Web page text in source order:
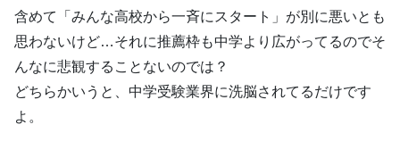
含めて「みんな高校から一斉にスタート」が別に悪いとも
思わないけど…それに推薦枠も中学より広がってるのでそ
んなに悲観することないのでは？
どちらかいうと、中学受験業界に洗脳されてるだけです
よ。